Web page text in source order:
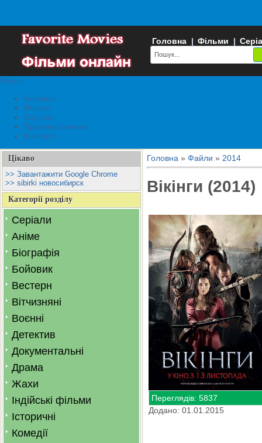
Головна | Фільми |
Меню
Головна
Фільми
Серіали
Правовласникам
Контакти
Цікаво
>> Завантажити Google Chrome
>> sibirki новосибирск
Категорії розділу
Серіали
Аніме
Біографія
Бойовик
Вестерн
Вітчизняні
Воєнні
Детектив
Документальні
Драма
Жахи
Індійські фільми
Історичні
Комедії
Головна » Файли » 2014
Вікінги (2014)
Переглядів: 5837
Додано: 01.01.2015